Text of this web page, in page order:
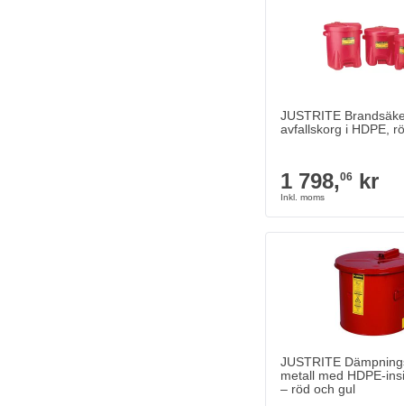
JUSTRITE
avfallskorg i HDPE,
1 798,06kr
Config Color
45kr
JUSTRITE
metall med HDPE-
– röd och gul